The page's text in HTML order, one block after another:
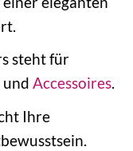
steht für
und Accessoires.
Ihre